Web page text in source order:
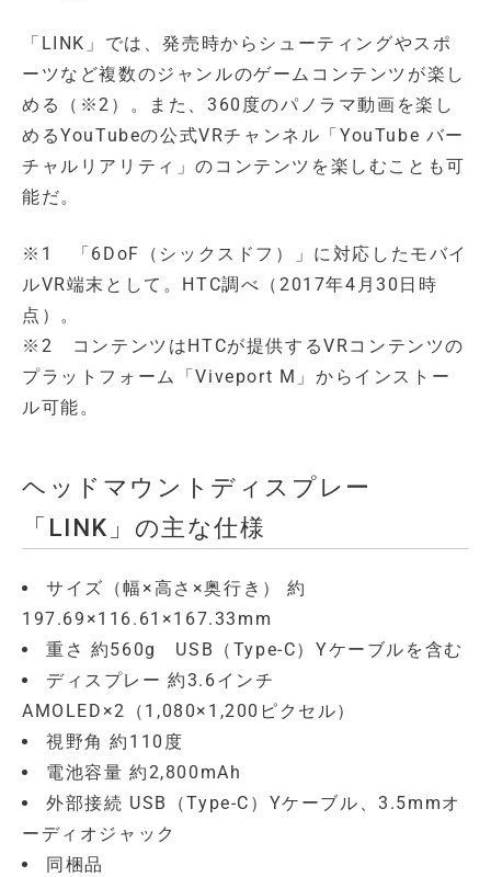
「LINK」では、発売時からシューティングやスポ
ーツなど複数のジャンルのゲームコンテンツが楽し
める（※2）。また、360度のパノラマ動画を楽し
めるYouTubeの公式VRチャンネル「YouTube バー
チャルリアリティ」のコンテンツを楽しむことも可
能だ。
※1 「6DoF（シックスドフ）」に対応したモバイ
ルVR端末として。HTC調べ（2017年4月30日時
点）。
※2 コンテンツはHTCが提供するVRコンテンツの
プラットフォーム「Viveport M」からインストー
ル可能。
ヘッドマウントディスプレー
「LINK」の主な仕様
サイズ（幅×高さ×奥行き） 約
197.69×116.61×167.33mm
重さ 約560g USB（Type-C）Yケーブルを含む
ディスプレー 約3.6インチ
AMOLED×2（1,080×1,200ピクセル）
視野角 約110度
電池容量 約2,800mAh
外部接続 USB（Type-C）Yケーブル、3.5mmオ
ーディオジャック
同梱品